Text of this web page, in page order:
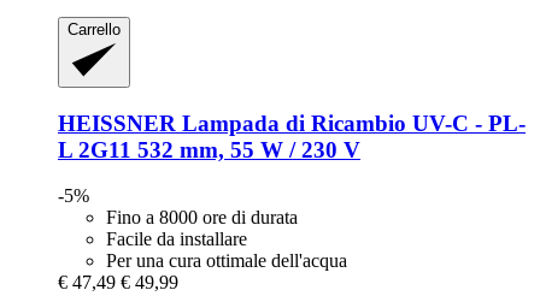
Carrello
HEISSNER Lampada di Ricambio UV-​C -​ PL-​
L 2G11 532 mm, 55 W / 230 V
-5%
Fino a 8000 ore di durata
Facile da installare
Per una cura ottimale dell'acqua
€ 47,49 € 49,99